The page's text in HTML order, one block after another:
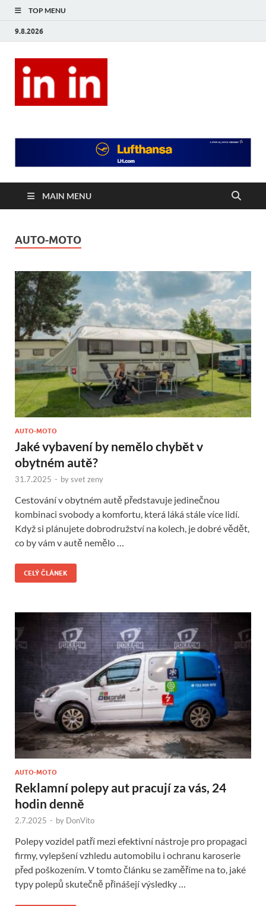
TOP MENU
9.8.2026
MAIN MENU
AUTO-MOTO
AUTO-MOTO
Jaké vybavení by nemělo chybět v
obytném autě?
31.7.2025 - bysvet zeny
Cestování v obytném autě představuje jedinečnou
kombinaci svobody a komfortu, která láká stále více lidí.
Když si plánujete dobrodružství na kolech, je dobré vědět,
co by vám v autě nemělo …
CELÝ ČLÁNEK
AUTO-MOTO
Reklamní polepy aut pracují za vás, 24
hodin denně
2.7.2025 - by DonVito
Polepy vozidel patří mezi efektivní nástroje pro propagaci
firmy, vylepšení vzhledu automobilu i ochranu karoserie
před poškozením. V tomto článku se zaměříme na to, jaké
typy polepů skutečně přinášejí výsledky …